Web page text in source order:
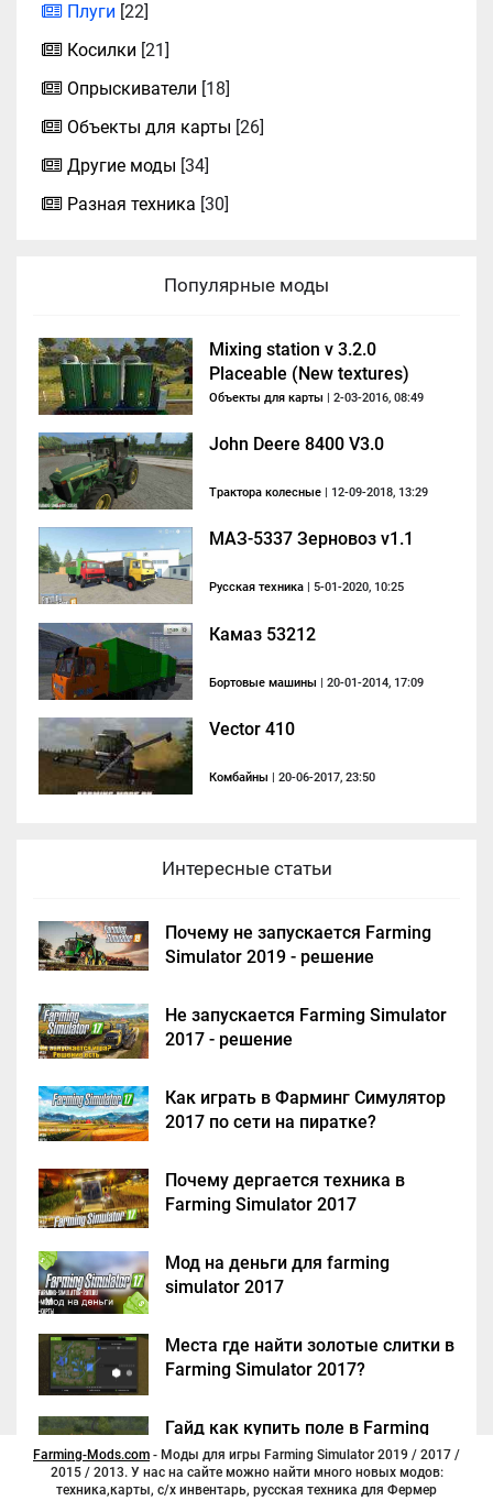
Плуги [22]
Косилки [21]
Опрыскиватели [18]
Объекты для карты [26]
Другие моды [34]
Разная техника [30]
Популярные моды
Mixing station v 3.2.0
Placeable (New textures)
Объекты для карты | 2-03-2016, 08:49
John Deere 8400 V3.0
Трактора колесные | 12-09-2018, 13:29
МАЗ-5337 Зерновоз v1.1
Русская техника | 5-01-2020, 10:25
Камаз 53212
Бортовые машины | 20-01-2014, 17:09
Vector 410
Комбайны | 20-06-2017, 23:50
Интересные статьи
Почему не запускается Farming
Simulator 2019 - решение
Не запускается Farming Simulator
2017 - решение
Как играть в Фарминг Симулятор
2017 по сети на пиратке?
Почему дергается техника в
Farming Simulator 2017
Мод на деньги для farming
simulator 2017
Места где найти золотые слитки в
Farming Simulator 2017?
Гайд как купить поле в Farming
Simulator 2017
Farming-Mods.com
2015 / 2013. У нас на сайте можно найти много новых модов:
техника,карты, с/х инвентарь, русская техника для Фермер